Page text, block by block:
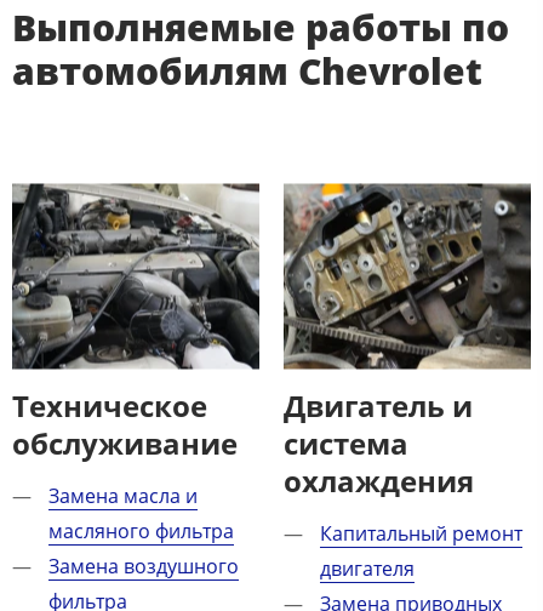
Выполняемые работы по
автомобилям Chevrolet​
Техническое
обслуживание​
Замена масла и
масляного фильтра
Замена воздушного
фильтра
Двигатель и
система
охлаждения​
Капитальный ремонт
двигателя
Замена приводных